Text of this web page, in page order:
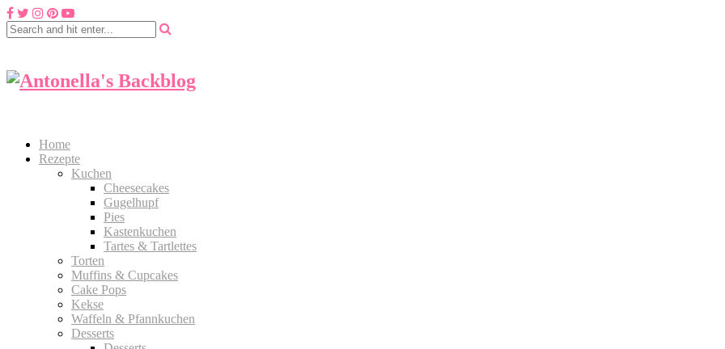
Home
Rezepte
Kuchen
Cheesecakes
Gugelhupf
Pies
Kastenkuchen
Tartes & Tartlettes
Torten
Muffins & Cupcakes
Cake Pops
Kekse
Waffeln & Pfannkuchen
Desserts